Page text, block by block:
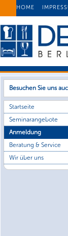
HOME
Besuchen Sie uns
Startseite
Seminarangebote
Anmeldung
Beratung & Service
Wir über uns